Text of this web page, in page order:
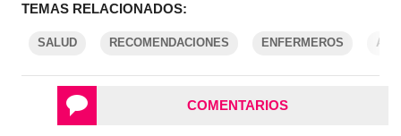
TEMAS RELACIONADOS:
SALUD RECOMENDACIONES ENFERMEROS
COMENTARIOS